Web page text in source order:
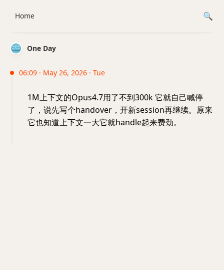
One Day
06:09 · May 26, 2026 · Tue
1M上下文的Opus4.7用了不到300k 它就自己喊停
了，说先写个handover，开新session再继续。原来
它也知道上下文一大它就handle起来费劲。
Home